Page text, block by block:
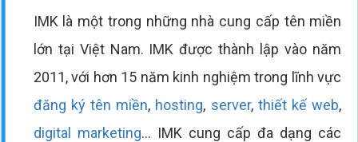
IMK là một trong những nhà cung cấp tên miền
lớn tại Việt Nam. IMK được thành lập vào năm
2011, với hơn 15 năm kinh nghiệm trong lĩnh vực
đăng ký tên miền, hosting, server, thiết kế web,
digital marketing... IMK cung cấp đa dạng các